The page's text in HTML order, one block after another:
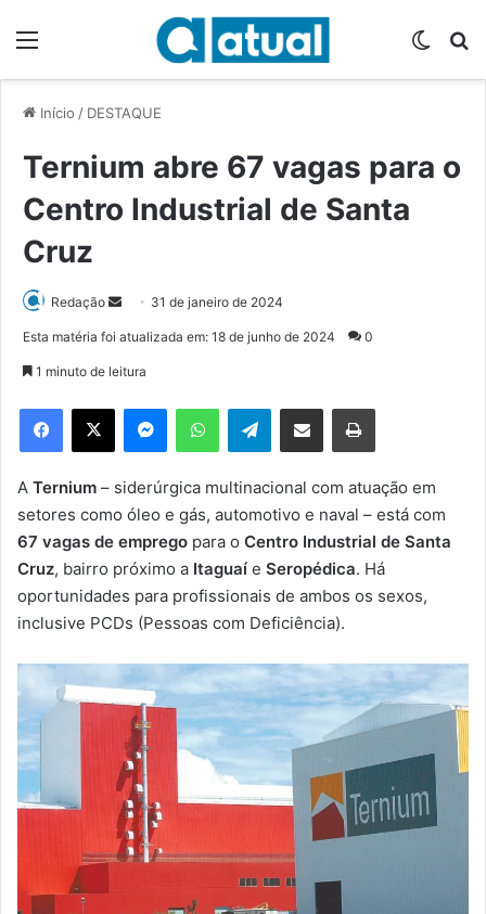
Início / DESTAQUE
Ternium abre 67 vagas para o
Centro Industrial de Santa
Cruz
Redação
d
e
m
e
m
a
31 de janeiro de 2024
Esta matéria foi atualizada em: 18 de junho de 2024 0
1 minuto de leitura
Telegram
A Ternium – siderúrgica multinacional com atuação em
setores como óleo e gás, automotivo e naval – está com
67 vagas de emprego para o Centro Industrial de Santa
Cruz, bairro próximo a Itaguaí e Seropédica. Há
oportunidades para profissionais de ambos os sexos,
inclusive PCDs (Pessoas com Deficiência).